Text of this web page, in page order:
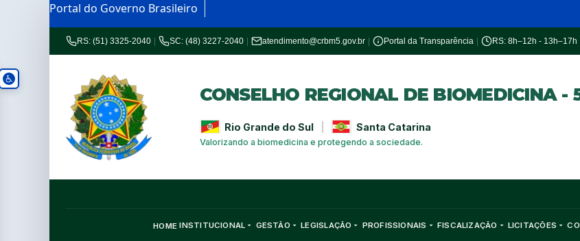
Portal do Governo Brasileiro
RS: (51) 3325-2040 | SC: (48) 3227-2040 | atendimento@crbm5.gov.br | Portal da Transparência | RS: 8h–12h -
CONSELHO REGIONAL DE BIOMEDICINA -
Rio Grande do Sul Santa Catarina
Valorizando a biomedicina e protegendo a sociedade.
HOME INSTITUCIONAL GESTÃO LEGISLAÇÃO PROFISSIONAIS FISCALIZAÇÃO LICITAÇÕES